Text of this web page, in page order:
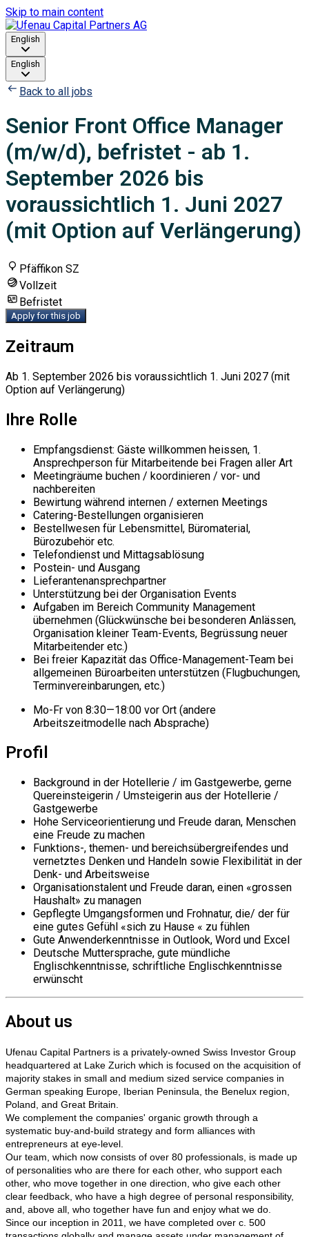
Skip to main content
English
English
Back to all jobs
Senior Front Office Manager
(m/w/d), befristet - ab 1.
September 2026 bis
voraussichtlich 1. Juni 2027
(mit Option auf Verlängerung)
Pfäffikon SZ
Vollzeit
Befristet
Apply for this job
Zeitraum
Ab 1. September 2026 bis voraussichtlich 1. Juni 2027 (mit
Option auf Verlängerung)
Ihre Rolle
Empfangsdienst: Gäste willkommen heissen, 1.
Ansprechperson für Mitarbeitende bei Fragen aller Art
Meetingräume buchen / koordinieren / vor- und
nachbereiten
Bewirtung während internen / externen Meetings
Catering-Bestellungen organisieren
Bestellwesen für Lebensmittel, Büromaterial,
Bürozubehör etc.
Telefondienst und Mittagsablösung
Postein- und Ausgang
Lieferantenansprechpartner
Unterstützung bei der Organisation Events
Aufgaben im Bereich Community Management
übernehmen (Glückwünsche bei besonderen Anlässen,
Organisation kleiner Team-Events, Begrüssung neuer
Mitarbeitender etc.)
Bei freier Kapazität das Office-Management-Team bei
allgemeinen Büroarbeiten unterstützen (Flugbuchungen,
Terminvereinbarungen, etc.)
Mo-Fr von 8:30—18:00 vor Ort (andere
Arbeitszeitmodelle nach Absprache)
Profil
Background in der Hotellerie / im Gastgewerbe, gerne
Quereinsteigerin / Umsteigerin aus der Hotellerie /
Gastgewerbe
Hohe Serviceorientierung und Freude daran, Menschen
eine Freude zu machen
Funktions-, themen- und bereichsübergreifendes und
vernetztes Denken und Handeln sowie Flexibilität in der
Denk- und Arbeitsweise
Organisationstalent und Freude daran, einen «grossen
Haushalt» zu managen
Gepflegte Umgangsformen und Frohnatur, die/ der für
eine gutes Gefühl «sich zu Hause « zu fühlen
Gute Anwenderkenntnisse in Outlook, Word und Excel
Deutsche Muttersprache, gute mündliche
Englischkenntnisse, schriftliche Englischkenntnisse
erwünscht
About us
Ufenau Capital Partners is a privately-owned Swiss Investor Group
headquartered at Lake Zurich which is focused on the acquisition of
majority stakes in small and medium sized service companies in
German speaking Europe, Iberian Peninsula, the Benelux region,
Poland, and Great Britain.
We complement the companies' organic growth through a
systematic buy-and-build strategy and form alliances with
entrepreneurs at eye-level.
Our team, which now consists of over 80 professionals, is made up
of personalities who are there for each other, who support each
other, who move together in one direction, who give each other
clear feedback, who have a high degree of personal responsibility,
and, above all, who together have fun and enjoy what we do.
Since our inception in 2011, we have completed over c. 500